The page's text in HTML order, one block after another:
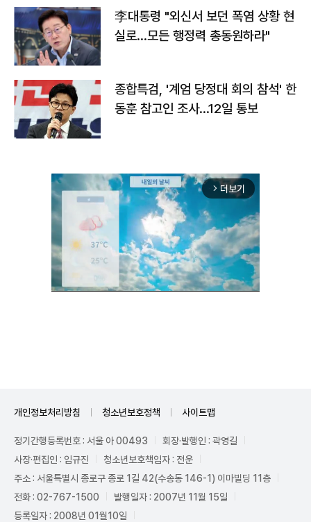
李대통령 "외신서 보던 폭염 상황 현
실로…모든 행정력 총동원하라"
종합특검, '계엄 당정대 회의 참석' 한
동훈 참고인 조사...12일 통보
arrow_forward_ios 더보기
개인정보처리방침 청소년보호정책 사이트맵
정기간행등록번호 : 서울 아 00493
회장·발행인 : 곽영길
사장·편집인 : 임규진
청소년보호책임자 : 전운
주소 : 서울특별시 종로구 종로 1길 42(수송동 146-1) 이마빌딩 11층
전화 : 02-767-1500
발행일자 : 2007년 11월 15일
등록일자 : 2008년 01월10일